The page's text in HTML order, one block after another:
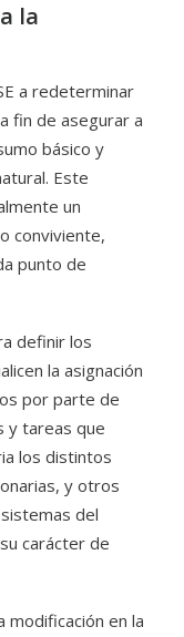
la
a redeterminar
fin de asegurar a
básico y
Este
un
conviviente,
punto de
definir los
la asignación
por parte de
y tareas que
los distintos
y otros
del
carácter de
modificación en la